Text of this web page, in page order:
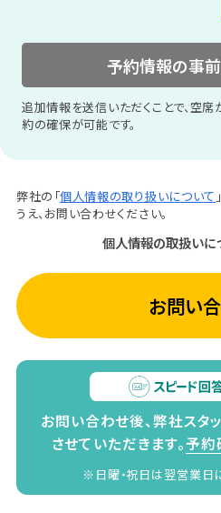
予約情報の事
追加情報を送信いただくことで、空
約の確保が可能です。
弊社の「個人情報の取り扱いについて
うえ、お問い合わせください。
個人情報の取扱い
お問い
お問い合わせ後、弊社スタ
させていただきます。予約
※日曜・祝日は翌営業日